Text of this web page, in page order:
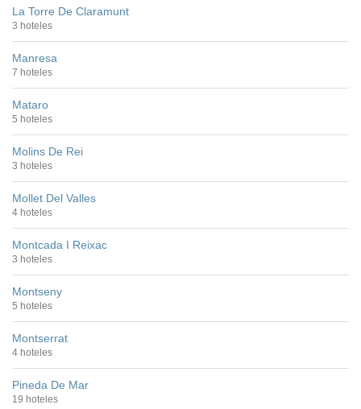
La Torre De Claramunt
3 hoteles
Manresa
7 hoteles
Mataro
5 hoteles
Molins De Rei
3 hoteles
Mollet Del Valles
4 hoteles
Montcada I Reixac
3 hoteles
Montseny
5 hoteles
Montserrat
4 hoteles
Pineda De Mar
19 hoteles